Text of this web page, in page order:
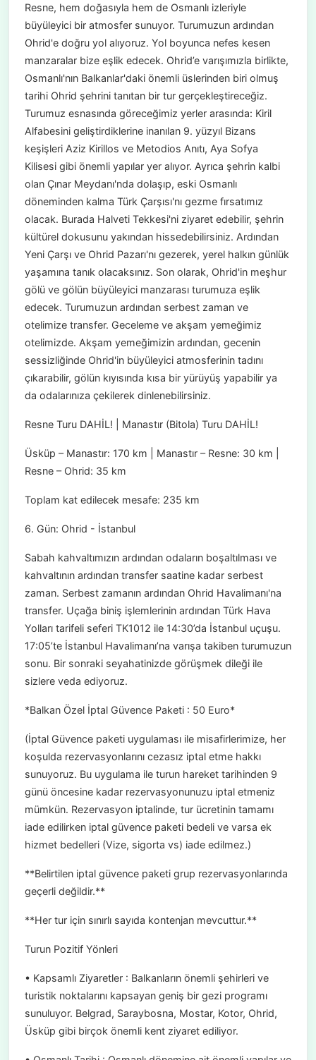
Resne, hem doğasıyla hem de Osmanlı izleriyle
büyüleyici bir atmosfer sunuyor. Turumuzun ardından
Ohrid'e doğru yol alıyoruz. Yol boyunca nefes kesen
manzaralar bize eşlik edecek. Ohrid’e varışımızla birlikte,
Osmanlı'nın Balkanlar'daki önemli üslerinden biri olmuş
tarihi Ohrid şehrini tanıtan bir tur gerçekleştireceğiz.
Turumuz esnasında göreceğimiz yerler arasında: Kiril
Alfabesini geliştirdiklerine inanılan 9. yüzyıl Bizans
keşişleri Aziz Kirillos ve Metodios Anıtı, Aya Sofya
Kilisesi gibi önemli yapılar yer alıyor. Ayrıca şehrin kalbi
olan Çınar Meydanı'nda dolaşıp, eski Osmanlı
döneminden kalma Türk Çarşısı'nı gezme fırsatımız
olacak. Burada Halveti Tekkesi'ni ziyaret edebilir, şehrin
kültürel dokusunu yakından hissedebilirsiniz. Ardından
Yeni Çarşı ve Ohrid Pazarı'nı gezerek, yerel halkın günlük
yaşamına tanık olacaksınız. Son olarak, Ohrid'in meşhur
gölü ve gölün büyüleyici manzarası turumuza eşlik
edecek. Turumuzun ardından serbest zaman ve
otelimize transfer. Geceleme ve akşam yemeğimiz
otelimizde. Akşam yemeğimizin ardından, gecenin
sessizliğinde Ohrid'in büyüleyici atmosferinin tadını
çıkarabilir, gölün kıyısında kısa bir yürüyüş yapabilir ya
da odalarınıza çekilerek dinlenebilirsiniz.
Resne Turu DAHİL! | Manastır (Bitola) Turu DAHİL!
Üsküp – Manastır: 170 km | Manastır – Resne: 30 km |
Resne – Ohrid: 35 km
Toplam kat edilecek mesafe: 235 km
6. Gün: Ohrid - İstanbul
Sabah kahvaltımızın ardından odaların boşaltılması ve
kahvaltının ardından transfer saatine kadar serbest
zaman. Serbest zamanın ardından Ohrid Havalimanı'na
transfer. Uçağa biniş işlemlerinin ardından Türk Hava
Yolları tarifeli seferi TK1012 ile 14:30’da İstanbul uçuşu.
17:05’te İstanbul Havalimanı’na varışa takiben turumuzun
sonu. Bir sonraki seyahatinizde görüşmek dileği ile
sizlere veda ediyoruz.
*Balkan Özel İptal Güvence Paketi : 50 Euro*
(İptal Güvence paketi uygulaması ile misafirlerimize, her
koşulda rezervasyonlarını cezasız iptal etme hakkı
sunuyoruz. Bu uygulama ile turun hareket tarihinden 9
günü öncesine kadar rezervasyonunuzu iptal etmeniz
mümkün. Rezervasyon iptalinde, tur ücretinin tamamı
iade edilirken iptal güvence paketi bedeli ve varsa ek
hizmet bedelleri (Vize, sigorta vs) iade edilmez.)
**Belirtilen iptal güvence paketi grup rezervasyonlarında
geçerli değildir.**
**Her tur için sınırlı sayıda kontenjan mevcuttur.**
Turun Pozitif Yönleri
• Kapsamlı Ziyaretler : Balkanların önemli şehirleri ve
turistik noktalarını kapsayan geniş bir gezi programı
sunuluyor. Belgrad, Saraybosna, Mostar, Kotor, Ohrid,
Üsküp gibi birçok önemli kent ziyaret ediliyor.